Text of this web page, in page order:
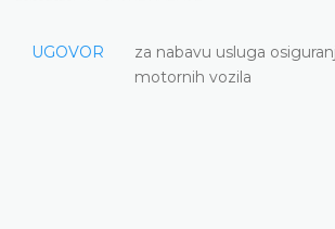
UGOVOR
za nabavu usluga
motornih vozila